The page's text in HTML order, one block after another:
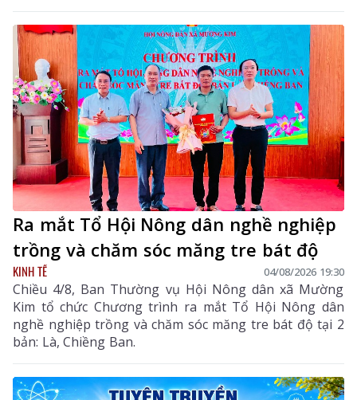
Ra mắt Tổ Hội Nông dân nghề nghiệp
trồng và chăm sóc măng tre bát độ
KINH TẾ 04/08/2026 19:30
Chiều 4/8, Ban Thường vụ Hội Nông dân xã Mường
Kim tổ chức Chương trình ra mắt Tổ Hội Nông dân
nghề nghiệp trồng và chăm sóc măng tre bát độ tại 2
bản: Là, Chiềng Ban.